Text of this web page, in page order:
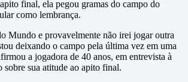
final, ela pegou gramas do campo do
como lembrança.
Mundo e provavelmente não irei jogar outra
deixando o campo pela última vez em uma
a jogadora de 40 anos, em entrevista à
sua atitude ao apito final.